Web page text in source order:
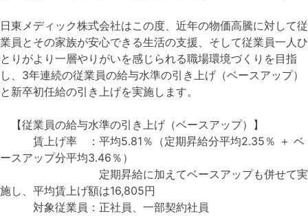
日東メディック株式会社はこの度、近年の物価高騰に対して従
業員とその家族が安心できる生活の支援、そして従業員一人ひ
とりがより一層やりがいを感じられる職場環境づくりを目指
し、3年連続の従業員の給与水準の引き上げ（ベースアップ）
と新卒初任給の引き上げを実施します。
【従業員の給与水準の引き上げ（ベースアップ）】
賃上げ率 ：平均5.81％（定期昇給分平均2.35％ ＋ ベ
ースアップ分平均3.46％）
定期昇給に加えてベースアップも併せて実
施し、平均賃上げ額は16,805円
対象従業員：正社員、一部契約社員